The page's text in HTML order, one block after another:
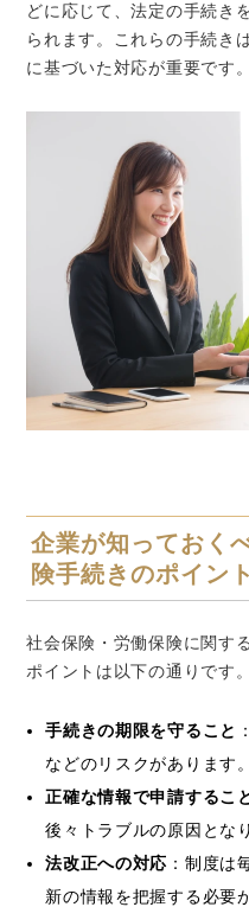
どに応じて、法定の手続き
られます。これらの手続き
に基づいた対応が重要です。
企業が知っておく
険手続きのポイント
社会保険・労働保険に関す
ポイントは以下の通りです。
手続きの期限を守ること
などのリスクがあります。
正確な情報で申請するこ
後々トラブルの原因とな
法改正への対応 ：制度は
新の情報を把握する必要